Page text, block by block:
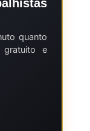
quanto
e